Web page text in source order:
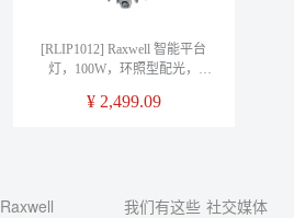
[RLIP1012] Raxwell 智能平台
灯，100W，环照型配光，
只/箱
¥ 2,499.09
Raxwell 我们有这些 社交媒体